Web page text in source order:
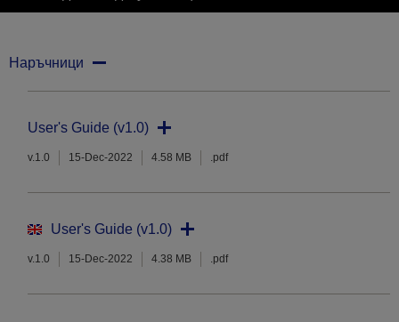
Наръчници
User's Guide (v1.0)
v.1.0 15-Dec-2022 4.58 MB .pdf
User's Guide (v1.0)
v.1.0 15-Dec-2022 4.38 MB .pdf